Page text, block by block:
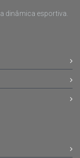
dinâmica esportiva.